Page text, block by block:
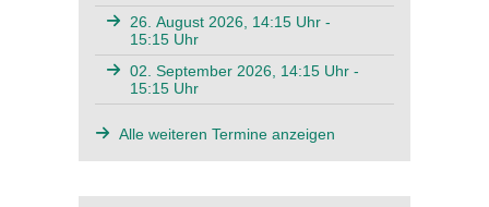
26. August 2026, 14:15 Uhr -
15:15 Uhr
02. September 2026, 14:15 Uhr -
15:15 Uhr
Alle weiteren Termine anzeigen